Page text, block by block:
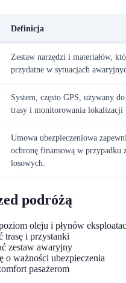
Definicja
Zestaw narzędzi i materiałów,
przydatne w sytuacjach
System, często GPS, używany
trasy i monitorowania lokalizacji
Umowa ubezpieczeniowa
ochronę finansową w przypadku
losowych.
podróżą
oleju i płynów
trasę i przystanki
zestaw awaryjny
o ważności ubezpieczenia
pasażerom